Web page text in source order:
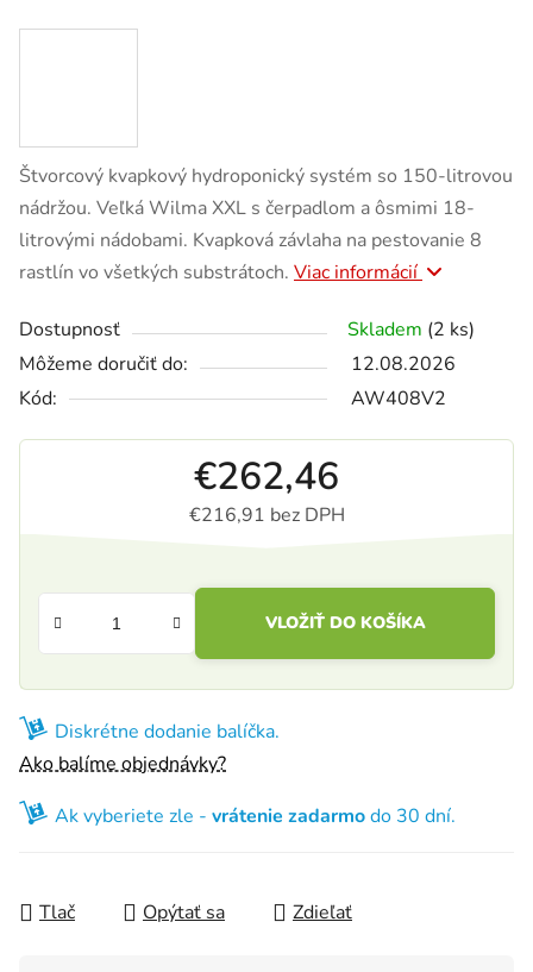
Štvorcový kvapkový hydroponický systém so 150-litrovou
nádržou. Veľká Wilma XXL s čerpadlom a ôsmimi 18-
litrovými nádobami. Kvapková závlaha na pestovanie 8
rastlín vo všetkých substrátoch. Viac informácií
Dostupnosť Skladem (2 ks)
Môžeme doručiť do:
12.08.2026
Kód:
AW408V2
€262,46
€216,91 bez DPH
VLOŽIŤ DO KOŠÍKA
Diskrétne dodanie balíčka.
Ako balíme objednávky?
Ak vyberiete zle - vrátenie zadarmodo 30 dní.
Tlač Opýtať sa Zdieľať